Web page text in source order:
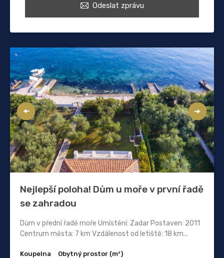
Odeslat zprávu
Nejlepší poloha! Dům u moře v první řadě
se zahradou
Dům v přední řadě moře Umístění: Zadar Postaven: 2011
Centrum města: 7 km Vzdálenost od letiště: 18 km...
Koupelna
Obytný prostor (m²)